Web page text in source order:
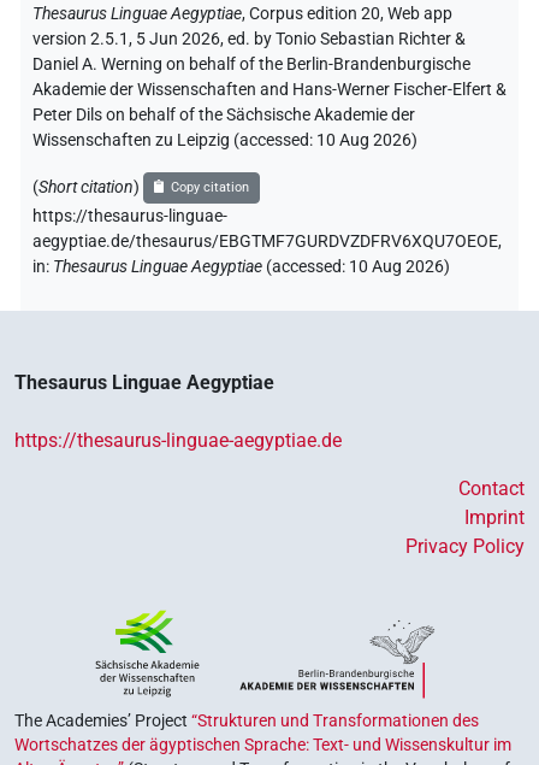
Thesaurus Linguae Aegyptiae,Corpus edition 20, Web app
version 2.5.1, 5 Jun 2026, ed. by Tonio Sebastian Richter &
Daniel A. Werning on behalf of the Berlin-Brandenburgische
Akademie der Wissenschaften and Hans-Werner Fischer-Elfert &
Peter Dils on behalf of the Sächsische Akademie der
Wissenschaften zu Leipzig (accessed: 10 Aug 2026)
(Short citation) Copy citation
https://thesaurus-linguae-
aegyptiae.de/thesaurus/EBGTMF7GURDVZDFRV6XQU7OEOE,
in: Thesaurus Linguae Aegyptiae (accessed: 10 Aug 2026)
Thesaurus Linguae Aegyptiae
https://thesaurus-linguae-aegyptiae.de
Contact
Imprint
Privacy Policy
The Academies’ Project “Strukturen und Transformationen des
Wortschatzes der ägyptischen Sprache: Text- und Wissenskultur im